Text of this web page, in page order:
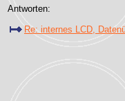
Antworten:
Re: internes LCD,